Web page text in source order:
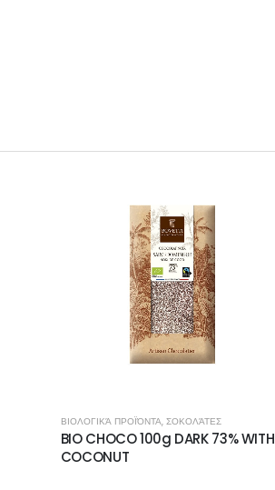
ΒΙΟΛΟΓΙΚΆ ΠΡΟΪΌΝΤΑ, ΣΟΚΟΛΆΤΕΣ
BIO CHOCO 100g DARK 73% WITH
COCONUT